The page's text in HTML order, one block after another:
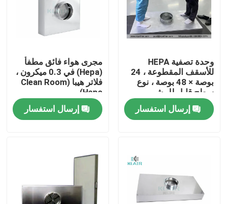
معلومات عنا
وحدة تصفية HEPA
للأسقف المقطوعة ، 24
بوصة × 48 بوصة ، نوع
سطح قابل للمشي
إرسال استفسار
مجرى هواء فائق مطفأ
(Hepa) في 0.3 ميكرون ،
فلاتر هيبا (Clean Room
Hepa)
إرسال استفسار